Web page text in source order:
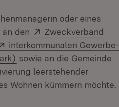
oder eines
den
Extern:
Zweckverband
Extern:
interkommunalen Gewerbe-
(Öffnet in neuem Fenster)
sowie an die Gemeinde
leerstehender
Wohnen kümmern möchte.